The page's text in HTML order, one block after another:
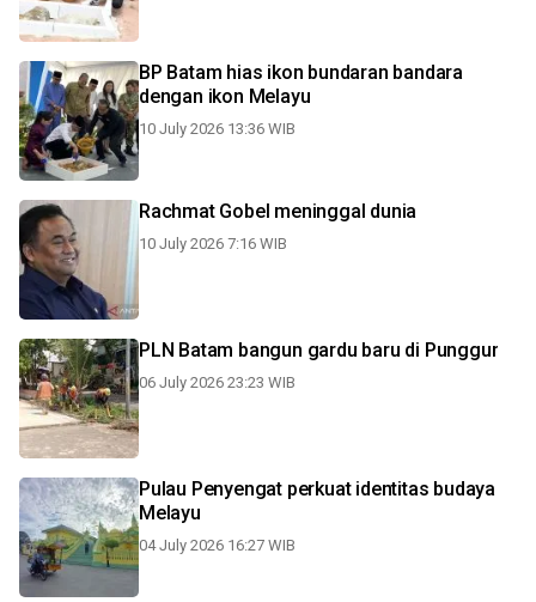
BP Batam hias ikon bundaran bandara
dengan ikon Melayu
10 July 2026 13:36 WIB
Rachmat Gobel meninggal dunia
10 July 2026 7:16 WIB
PLN Batam bangun gardu baru di Punggur
06 July 2026 23:23 WIB
Pulau Penyengat perkuat identitas budaya
Melayu
04 July 2026 16:27 WIB